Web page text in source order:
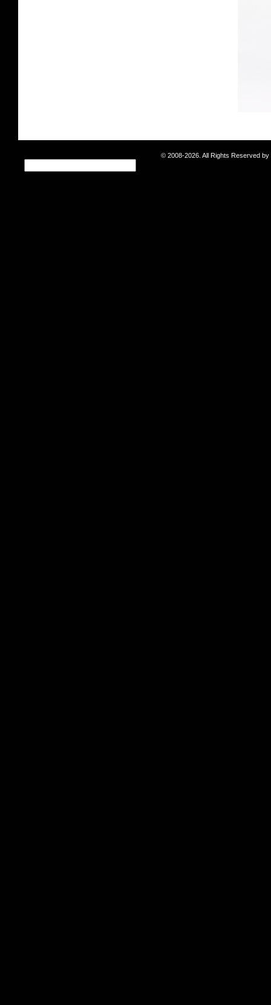
© 2008-2026. All Rights Reserved